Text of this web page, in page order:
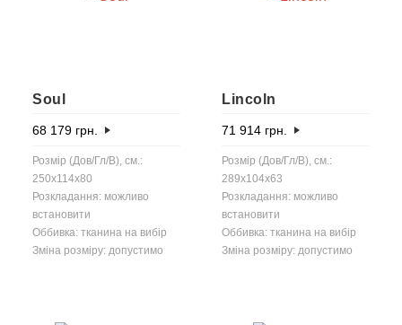
Soul
68 179 грн.
Розмір (Дов/Гл/В), см.:
250x114x80
Розкладання: можливо
встановити
Оббивка: тканина на вибір
Зміна розміру: допустимо
Lincoln
71 914 грн.
Розмір (Дов/Гл/В), см.:
289x104x63
Розкладання: можливо
встановити
Оббивка: тканина на вибір
Зміна розміру: допустимо